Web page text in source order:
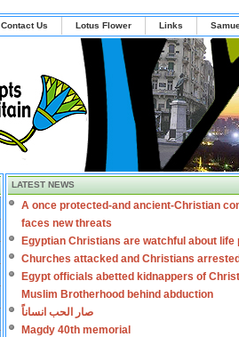
Contact Us Lotus Flower Links
LATEST NEWS
A once protected-and ancient-Christian
faces new threats
Egyptian Christians are watchful about life
Churches attacked and Christians
Egypt officials abetted kidnappers of
Muslim Brotherhood behind abduction
صار الحب انساناً
Magdy 40th memorial